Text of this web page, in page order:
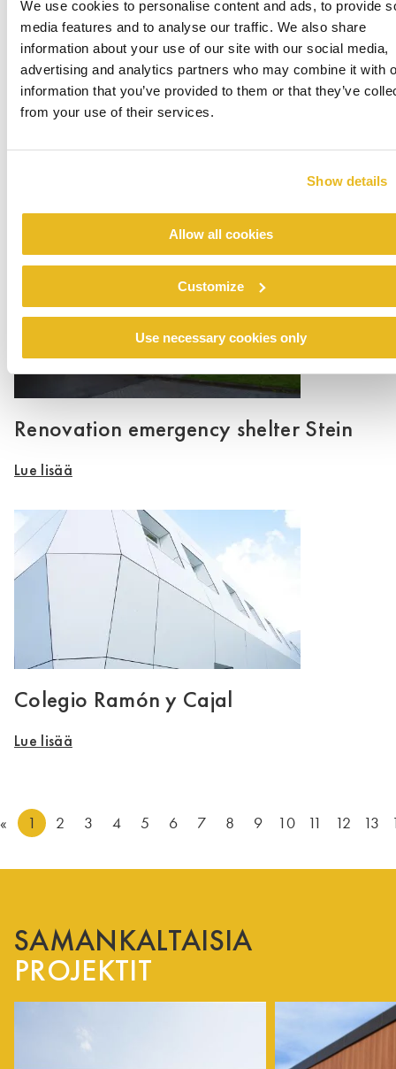
We use cookies to personalise content and ads, to provide
media features and to analyse our traffic. We also share
information about your use of our site with our social media,
advertising and analytics partners who may combine it with
information that you’ve provided to them or that they’ve
from your use of their services.
Show details
Allow all cookies
Customize
Use necessary cookies only
Office Centrada
Renovation emergency shelter Stein
Lue lisää
Colegio Ramón y Cajal
Lue lisää
« 1 2 3 4 5 6 7 8 9 10 11 12 13
SAMANKALTAISIA
PROJEKTIT